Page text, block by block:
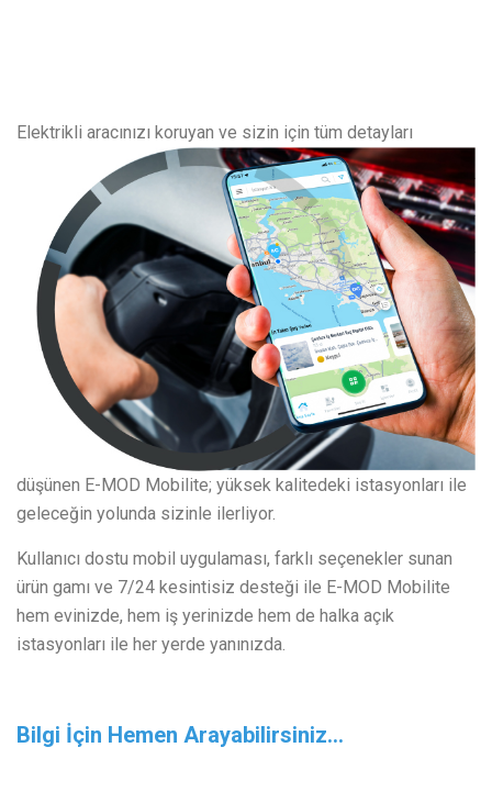
Elektrikli aracınızı koruyan ve sizin için tüm detayları
düşünen E-MOD Mobilite; yüksek kalitedeki istasyonları ile
geleceğin yolunda sizinle ilerliyor.
Kullanıcı dostu mobil uygulaması, farklı seçenekler sunan
ürün gamı ve 7/24 kesintisiz desteği ile E-MOD Mobilite
hem evinizde, hem iş yerinizde hem de halka açık
istasyonları ile her yerde yanınızda.
Bilgi İçin Hemen Arayabilirsiniz...